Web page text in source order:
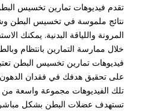
تقدم فيديوهات تمارين تخسيس
نتائج ملموسة في تخسيس البطن
المرونة واللياقة البدنية. يمكنك
خلال ممارسة التمارين بانتظام
فيديوهات تمارين تخسيس البطن
على تحقيق هدفك في فقدان
تلك الفيديوهات مجموعة واسعة من
تستهدف عضلات البطن بشكل